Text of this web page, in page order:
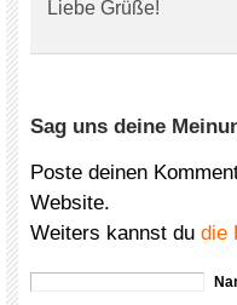
Liebe Grüße!
Sag uns deine
Poste deinen
Website.
Weiters kannst du die